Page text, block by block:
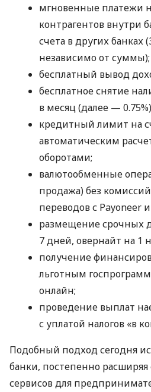
мгновенные платежи
контрагентов внутри
счета в других банках
независимо от суммы);
бесплатный вывод
бесплатное снятие
в месяц (далее —
кредитный лимит на
автоматическим
оборотами;
валютообменные
продажа) без
переводов с Payoneer
размещение срочных
7 дней, овернайт на 1
получение
льготным
онлайн;
проведение выплат
с уплатой налогов «в
Подобный подход сегодня
банки, постепенно
сервисов для